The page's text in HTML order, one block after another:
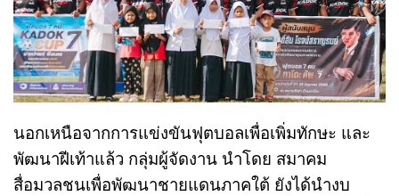
นอกเหนือจากการแข่งขันฟุตบอลเพื่อเพิ่มทักษะ และ
พัฒนาฝีเท้าแล้ว กลุ่มผู้จัดงาน นำโดย สมาคม
สื่อมวลชนเพื่อพัฒนาชายแดนภาคใต้ ยังได้นำงบ